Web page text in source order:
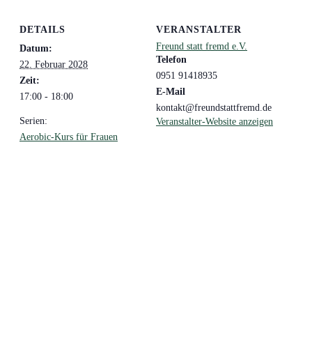
DETAILS
Datum:
22. Februar 2028
Zeit:
17:00 - 18:00
Serien:
Aerobic-Kurs für Frauen
VERANSTALTER
Freund statt fremd e.V.
Telefon
0951 91418935
E-Mail
kontakt@freundstattfremd.de
Veranstalter-Website anzeigen